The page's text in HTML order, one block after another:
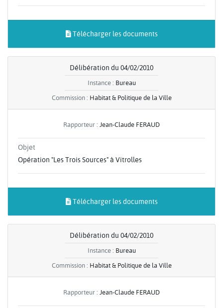
Télécharger les documents
Délibération du 04/02/2010
Instance : Bureau
Commission : Habitat & Politique de la Ville
Rapporteur : Jean-Claude FERAUD
Objet
Opération "Les Trois Sources" à Vitrolles
Télécharger les documents
Délibération du 04/02/2010
Instance : Bureau
Commission : Habitat & Politique de la Ville
Rapporteur : Jean-Claude FERAUD